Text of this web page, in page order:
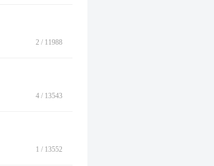
2 / 11988
4 / 13543
1 / 13552